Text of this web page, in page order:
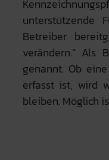
unterstützende
Betreiber
verändern.“ Als
genannt. Ob
erfasst ist, wird
bleiben. Möglich